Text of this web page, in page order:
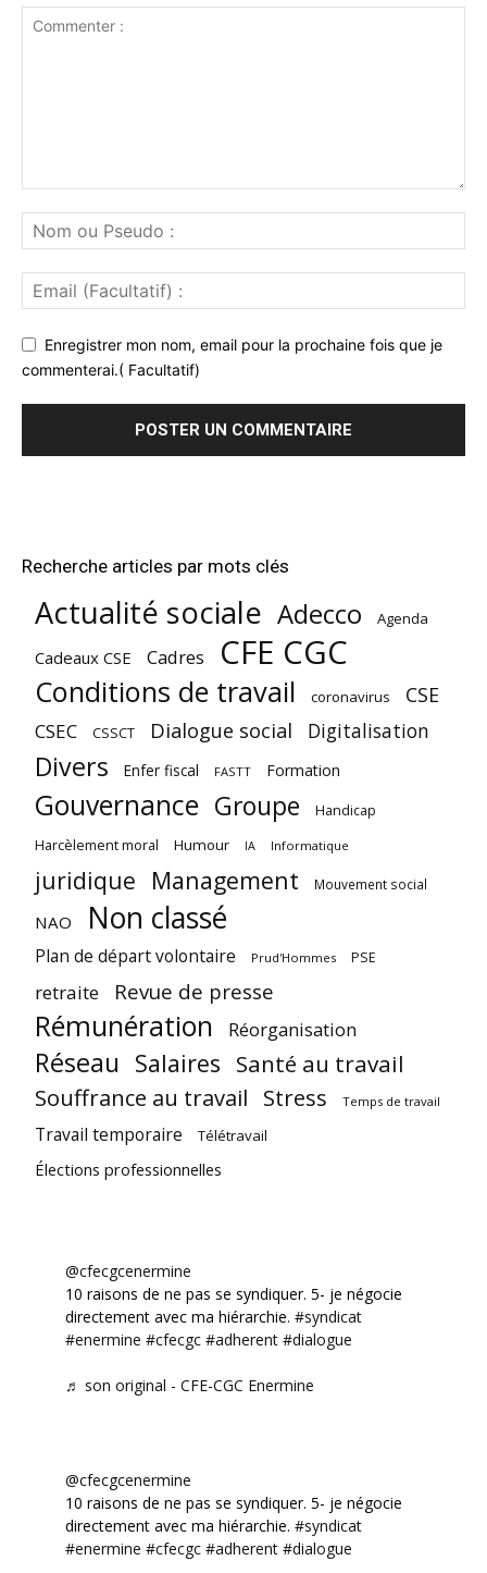
Enregistrer mon nom, email pour la prochaine fois que je
commenterai.( Facultatif)
Recherche articles par mots clés
Actualité sociale Adecco Agenda
Cadeaux CSE Cadres CFE CGC
Conditions de travail coronavirus CSE
CSEC CSSCT Dialogue social Digitalisation
Divers Enfer fiscal FASTT Formation
Gouvernance Groupe Handicap
Harcèlement moral Humour IA Informatique
juridique Management Mouvement social
NAO Non classé
Plan de départ volontaire Prud'Hommes PSE
retraite Revue de presse
Rémunération Réorganisation
Réseau Salaires Santé au travail
Souffrance au travail Stress Temps de travail
Travail temporaire Télétravail
Élections professionnelles
@cfecgcenermine
10 raisons de ne pas se syndiquer. 5- je négocie
directement avec ma hiérarchie. #syndicat
#enermine #cfecgc #adherent #dialogue
♬ son original - CFE-CGC Enermine
@cfecgcenermine
10 raisons de ne pas se syndiquer. 5- je négocie
directement avec ma hiérarchie. #syndicat
#enermine #cfecgc #adherent #dialogue